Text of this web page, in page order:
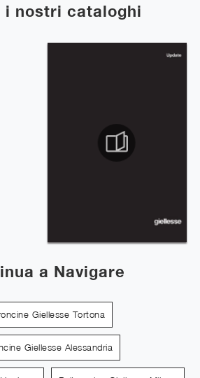
i nostri cataloghi
a Navigare
Giellesse Tortona
Giellesse Alessandria